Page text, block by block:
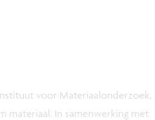
voor Materiaalonderzoek,
materiaal. In samenwerking met